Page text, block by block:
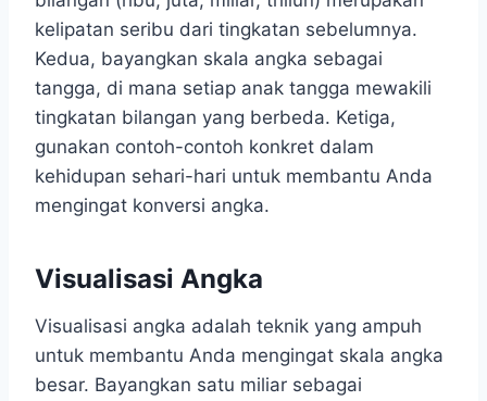
kelipatan seribu dari tingkatan sebelumnya.
Kedua, bayangkan skala angka sebagai
tangga, di mana setiap anak tangga mewakili
tingkatan bilangan yang berbeda. Ketiga,
gunakan contoh-contoh konkret dalam
kehidupan sehari-hari untuk membantu Anda
mengingat konversi angka.
Visualisasi Angka
Visualisasi angka adalah teknik yang ampuh
untuk membantu Anda mengingat skala angka
besar. Bayangkan satu miliar sebagai